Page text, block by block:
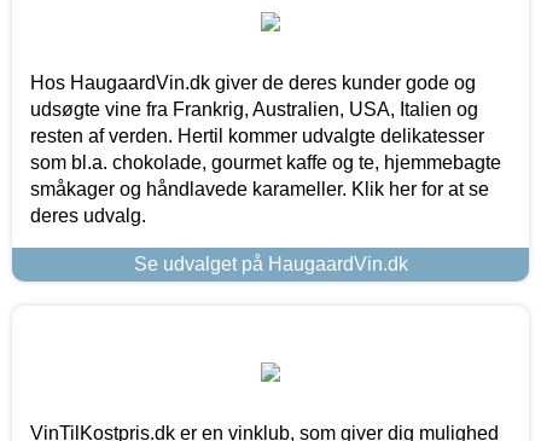
Hos HaugaardVin.dk giver de deres kunder gode og
udsøgte vine fra Frankrig, Australien, USA, Italien og
resten af verden. Hertil kommer udvalgte delikatesser
som bl.a. chokolade, gourmet kaffe og te, hjemmebagte
småkager og håndlavede karameller. Klik her for at se
deres udvalg.
Se udvalget på HaugaardVin.dk
VinTilKostpris.dk er en vinklub, som giver dig mulighed